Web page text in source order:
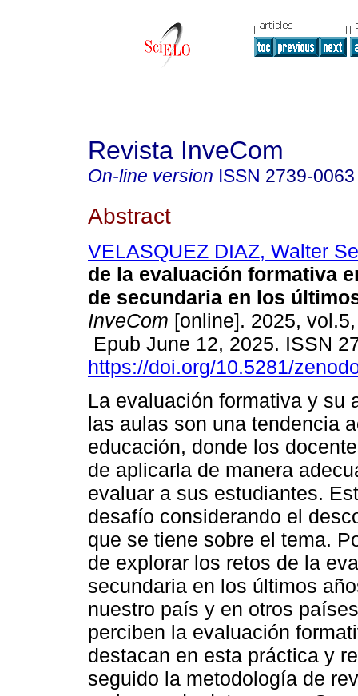
Revista InveCom
On-line version ISSN 2739-0063
Abstract
VELASQUEZ DIAZ, Walter
de la evaluación formativa
de secundaria en los
InveCom [online]. 2025,
Epub June 12, 2025. ISSN
https://doi.org/10.5281/
La evaluación formativa y su
las aulas son una tendencia
educación, donde los
de aplicarla de manera
evaluar a sus estudiantes.
desafío considerando el
que se tiene sobre el tema.
de explorar los retos de la
secundaria en los últimos
nuestro país y en otros
perciben la evaluación
destacan en esta práctica y
seguido la metodología de